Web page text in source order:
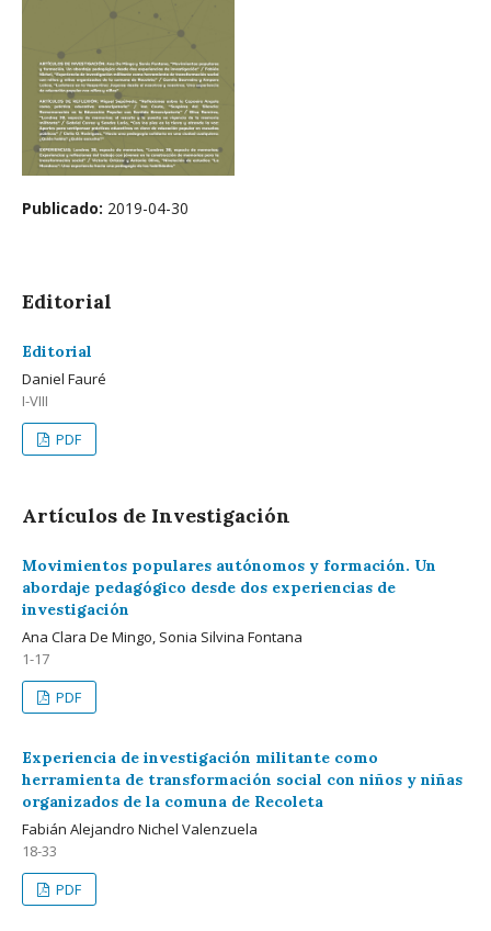
Publicado: 2019-04-30
Editorial
Editorial
Daniel Fauré
I-VIII
PDF
Artículos de Investigación
Movimientos populares autónomos y formación. Un
abordaje pedagógico desde dos experiencias de
investigación
Ana Clara De Mingo, Sonia Silvina Fontana
1-17
PDF
Experiencia de investigación militante como
herramienta de transformación social con niños y niñas
organizados de la comuna de Recoleta
Fabián Alejandro Nichel Valenzuela
18-33
PDF